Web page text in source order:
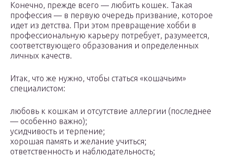
Конечно, прежде всего — любить кошек. Такая
профессия — в первую очередь призвание, которое
идет из детства. При этом превращение хобби в
профессиональную карьеру потребует, разумеется,
соответствующего образования и определенных
личных качеств.
Итак, что же нужно, чтобы статься «кошачьим»
специалистом:
любовь к кошкам и отсутствие аллергии (последнее
— особенно важно);
усидчивость и терпение;
хорошая память и желание учиться;
ответственность и наблюдательность;